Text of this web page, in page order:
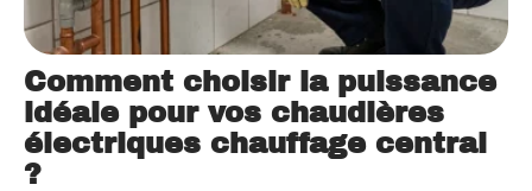
Comment choisir la puissance
idéale pour vos chaudières
électriques chauffage central
?